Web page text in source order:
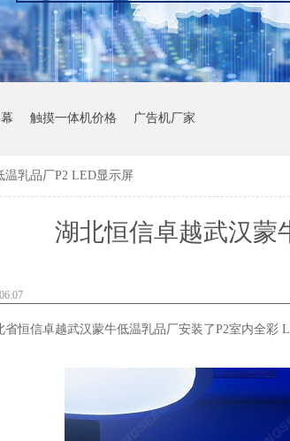
触摸一体机价格 广告机厂家
乳品厂P2 LED显示屏
湖北恒信卓越武汉蒙
省恒信卓越武汉蒙牛低温乳品厂安装了P2室内全彩